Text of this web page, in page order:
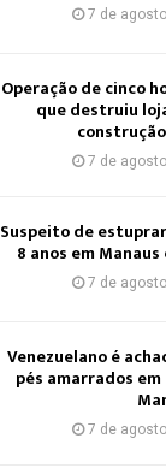
7 de
Operação de cinco
que destruiu
7 de
Suspeito de
8 anos em
7 de
Venezuelano é
pés amarrados
7 de